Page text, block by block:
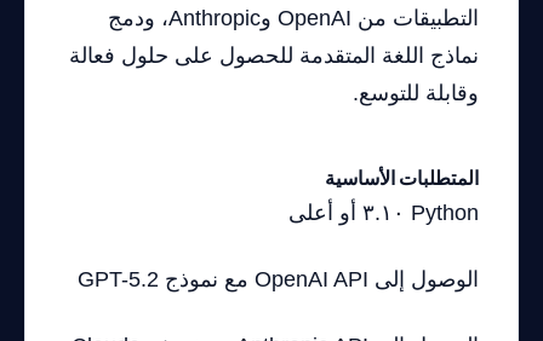
التطبيقات من OpenAI وAnthropic، ودمج
نماذج اللغة المتقدمة للحصول على حلول فعالة
وقابلة للتوسع.
المتطلبات الأساسية
Python ٣.١٠ أو أعلى
الوصول إلى OpenAI API مع نموذج GPT-5.2